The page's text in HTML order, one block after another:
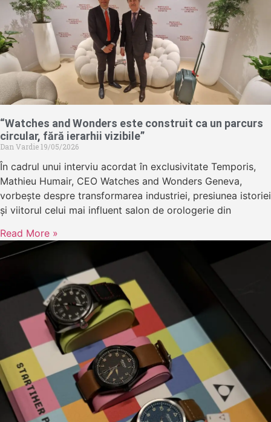
“Watches and Wonders este construit ca un parcurs
circular, fără ierarhii vizibile”
Dan Vardie19/05/2026
În cadrul unui interviu acordat în exclusivitate Temporis,
Mathieu Humair, CEO Watches and Wonders Geneva,
vorbește despre transformarea industriei, presiunea istoriei
și viitorul celui mai influent salon de orologerie din
Read More »